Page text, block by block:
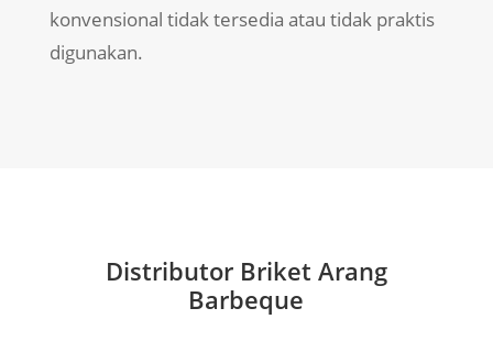
konvensional tidak tersedia atau tidak praktis
digunakan.
Distributor Briket Arang
Barbeque